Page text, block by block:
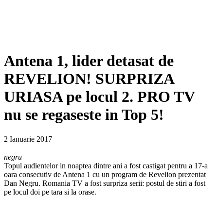
Antena 1, lider detasat de
REVELION! SURPRIZA
URIASA pe locul 2. PRO TV
nu se regaseste in Top 5!
2 Ianuarie 2017
negru
Topul audientelor in noaptea dintre ani a fost castigat pentru a 17-a
oara consecutiv de Antena 1 cu un program de Revelion prezentat
Dan Negru. Romania TV a fost surpriza serii: postul de stiri a fost
pe locul doi pe tara si la orase.